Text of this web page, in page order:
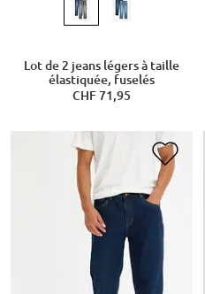
Lot de 2 jeans légers à taille
élastiquée, fuselés
CHF 71,95